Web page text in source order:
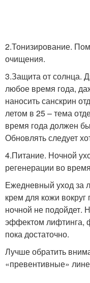
2.Тонизирование.
очищения.
3.Защита от солнца.
любое время года,
наносить санскрин
летом в 25 – тема
время года должен
Обновлять следует
4.Питание. Ночной
регенерации во
Ежедневный уход за
крем для кожи
ночной не подойдет.
эффектом лифтинга,
пока достаточно.
Лучше обратить
«превентивные»